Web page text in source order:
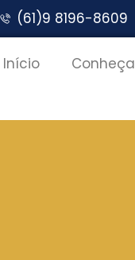
(61)9 8196-8609
Início Conheça